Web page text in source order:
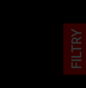
FILTRY